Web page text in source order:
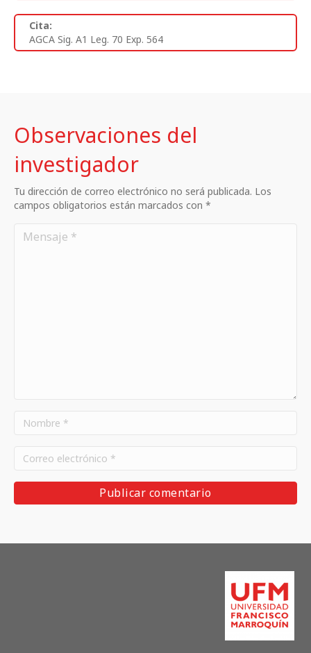
Cita:
AGCA Sig. A1 Leg. 70 Exp. 564
Observaciones del
investigador
Tu dirección de correo electrónico no será publicada. Los
campos obligatorios están marcados con *